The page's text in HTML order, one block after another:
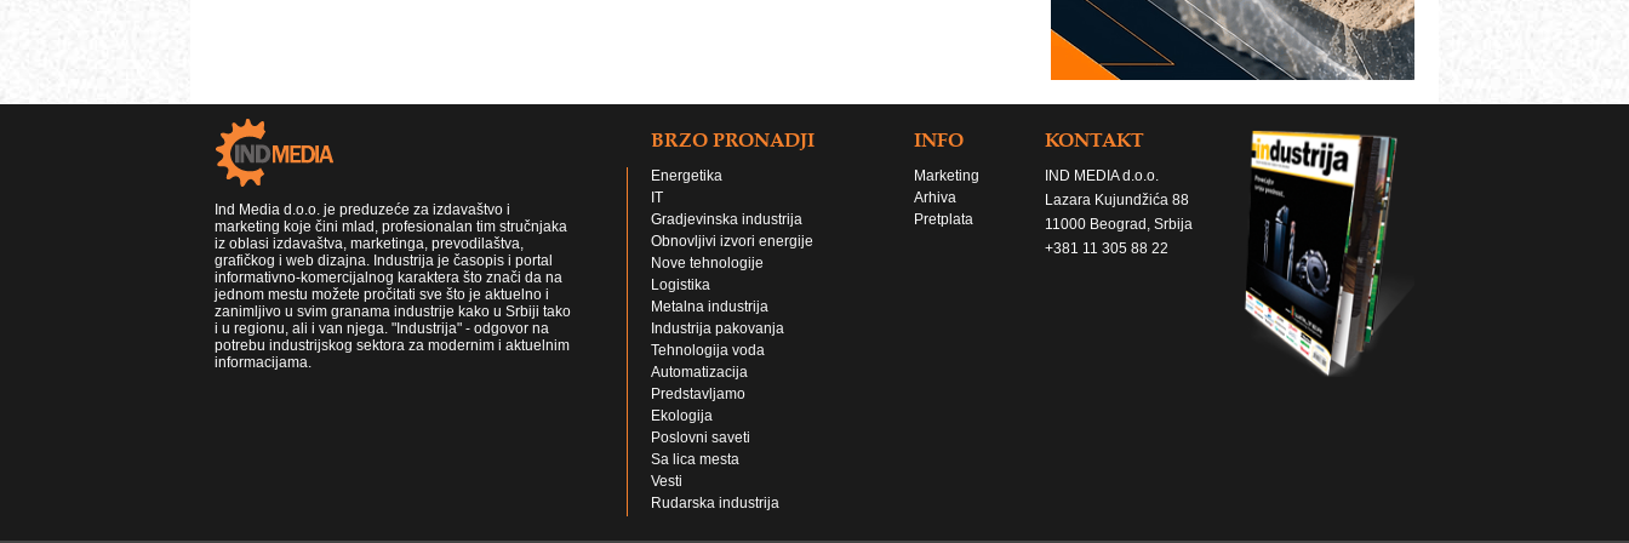
Ind Media d.o.o. je preduzeće za izdavaštvo i
marketing koje čini mlad, profesionalan tim stručnjaka
iz oblasi izdavaštva, marketinga, prevodilaštva,
grafičkog i web dizajna. Industrija je časopis i portal
informativno-komercijalnog karaktera što znači da na
jednom mestu možete pročitati sve što je aktuelno i
zanimljivo u svim granama industrije kako u Srbiji tako
i u regionu, ali i van njega. "Industrija" - odgovor na
potrebu industrijskog sektora za modernim i aktuelnim
informacijama.
BRZO PRONADJI
Energetika
IT
Gradjevinska industrija
Obnovljivi izvori energije
Nove tehnologije
Logistika
Metalna industrija
Industrija pakovanja
Tehnologija voda
Automatizacija
Predstavljamo
Ekologija
Poslovni saveti
Sa lica mesta
Vesti
Rudarska industrija
INFO
Marketing
Arhiva
Pretplata
KONTAKT
IND MEDIA d.o.o.
Lazara Kujundžića 88
11000 Beograd, Srbija
+381 11 305 88 22